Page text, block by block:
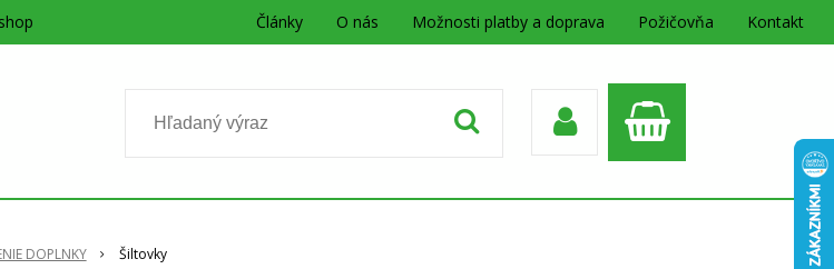
Články O nás Možnosti platby a doprava Požičovňa Kontakt
DOPLNKY Šiltovky